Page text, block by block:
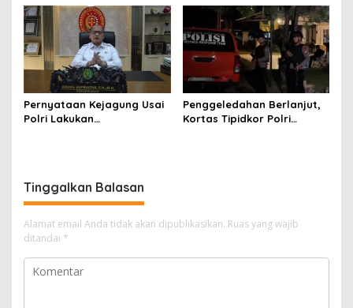
Kejagung RI
Nama Jampidsus
Mendadak Jadi Sorotan
Pernyataan Kejagung Usai
Polri Lakukan
Penggeledahan Berlanjut,
Kortas Tipidkor Polri
Tinggalkan Balasan
Alamat email Anda tidak akan dipublikasikan. Ruas yang wajib
ditandai *